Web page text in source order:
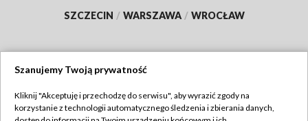
SZCZECIN / WARSZAWA / WROCŁAW
TVP
Szanujemy Twoją prywatność
Kliknij "Akceptuję i przechodzę do serwisu", aby wyrazić zgody na
korzystanie z technologii automatycznego śledzenia i zbierania danych,